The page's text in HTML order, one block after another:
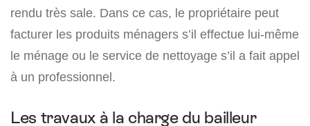
rendu très sale. Dans ce cas, le propriétaire peut
facturer les produits ménagers s’il effectue lui-même
le ménage ou le service de nettoyage s’il a fait appel
à un professionnel.
Les travaux à la charge du bailleur